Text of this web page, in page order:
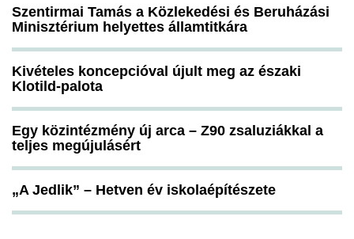
Szentirmai Tamás a Közlekedési és Beruházási
Minisztérium helyettes államtitkára
Kivételes koncepcióval újult meg az északi
Klotild-palota
Egy közintézmény új arca – Z90 zsaluziákkal a
teljes megújulásért
„A Jedlik” – Hetven év iskolaépítészete